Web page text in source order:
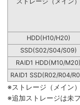
HDD(H10/H20)
SSD(S02/S04/S09)
RAID1 HDD(M10/M20)
RAID1 SSD(R02/R04/
※ストレージ（メイン
※追加ストレージは未